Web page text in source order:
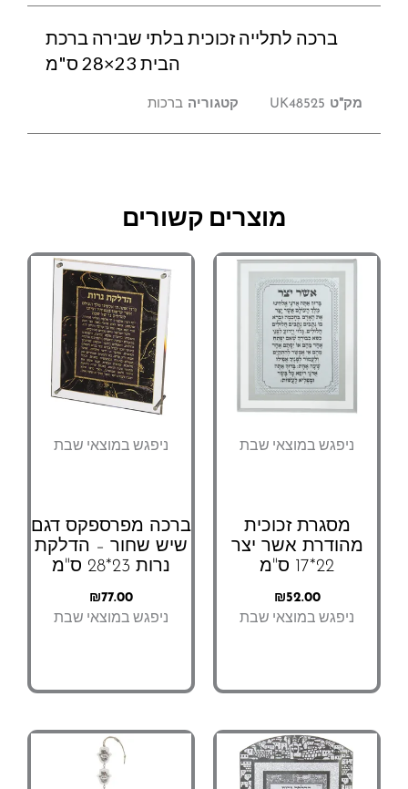
ברכה לתלייה זכוכית בלתי שבירה ברכת
הבית 23×28 ס"מ
מק"ט UK48525 קטגוריה ברכות
מוצרים קשורים
ניפגש במוצאי שבת
מסגרת זכוכית
מהודרת אשר יצר
22*17 ס"מ
₪52.00
ניפגש במוצאי שבת
ניפגש במוצאי שבת
ברכה מפרספקס דגם
שיש שחור – הדלקת
נרות 23*28 ס"מ
₪77.00
ניפגש במוצאי שבת